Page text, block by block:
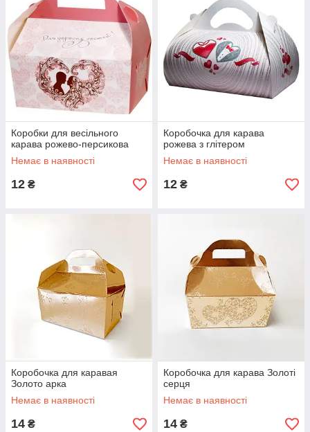
Коробки для весільного
карава рожево-персикова
Немає в наявності
12 ₴
Коробочка для карава
рожева з глітером
Немає в наявності
12 ₴
Коробочка для каравая
Золото арка
Немає в наявності
14 ₴
Коробочка для карава Золоті
серця
Немає в наявності
14 ₴